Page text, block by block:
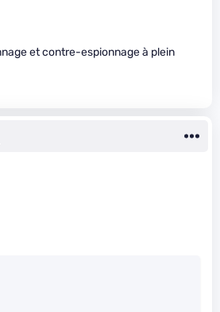
et contre-espionnage à plein